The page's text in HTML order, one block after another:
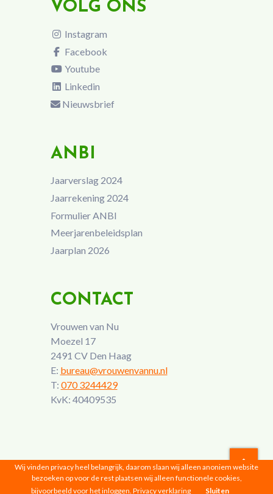
VOLG ONS
Instagram
Facebook
Youtube
Linkedin
Nieuwsbrief
ANBI
Jaarverslag 2024
Jaarrekening 2024
Formulier ANBI
Meerjarenbeleidsplan
Jaarplan 2026
CONTACT
Vrouwen van Nu
Moezel 17
2491 CV Den Haag
E: bureau@vrouwenvannu.nl
T: 070 3244429
KvK: 40409535
Vrouwen van Nu © 2026 |Privacyverklaring
Wij vinden privacy heel belangrijk, daarom slaan wij alleen anoniem website
bezoeken op voor de rest plaatsen wij alleen functionele cookies,
bijvoorbeeld voor het inloggen. Privacy verklaring Sluiten